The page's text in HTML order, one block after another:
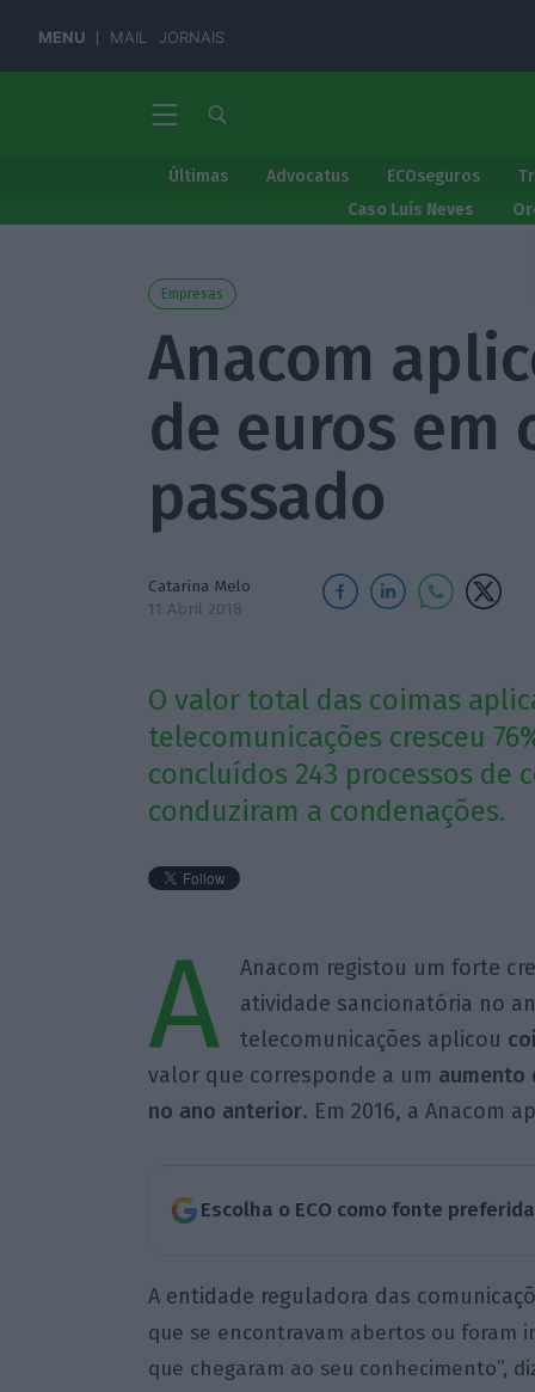
MENU MAIL JORNAIS
Últimas Advocatus ECOseguros
Caso Luís Neves
Empresas
Anacom
de euros em
passado
Catarina Melo
11 Abril 2018
O valor total das coimas
telecomunicações cresceu
concluídos 243 processos de
conduziram a condenações.
A
Anacom registou um forte
atividade sancionatória no
telecomunicações aplicou
valor que corresponde a um aumento
no ano anterior. Em 2016, a Anacom
Escolha o ECO como fonte
A entidade reguladora das
que se encontravam abertos ou foram
que chegaram ao seu conhecimento”,